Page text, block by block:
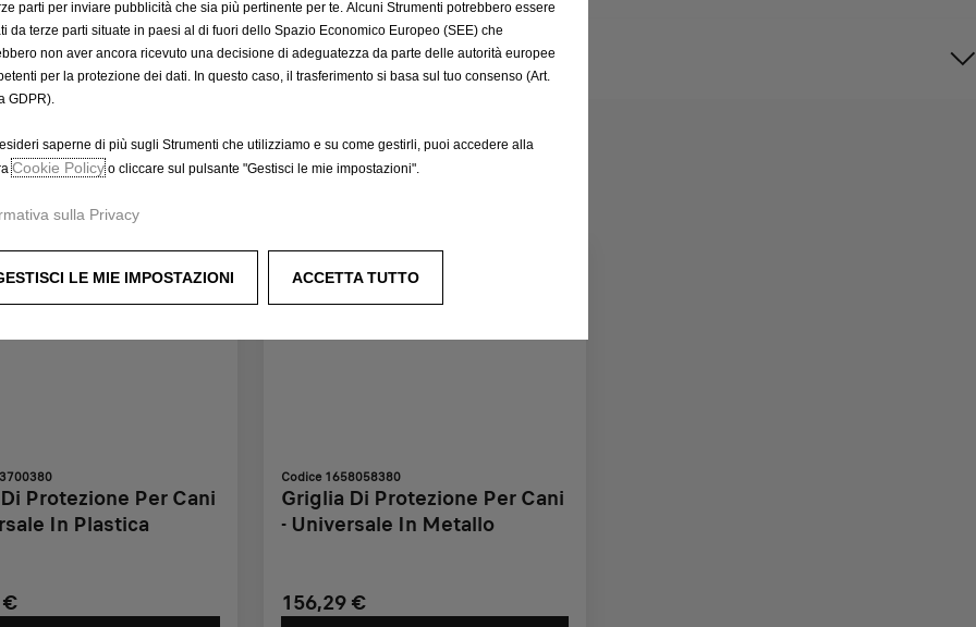
V
A
i
l
u
/
U
n
t
e
d
o
:
Protezione Per Cani
In Plastica
€
Codice 1658058380
Griglia Di Protezione Per Cani
- Universale In Metallo
156,29 €
parti per inviare pubblicità che sia più pertinente per te. Alcuni Strumenti potrebbero essere
da terze parti situate in paesi al di fuori dello Spazio Economico Europeo (SEE) che
non aver ancora ricevuto una decisione di adeguatezza da parte delle autorità europee
per la protezione dei dati. In questo caso, il trasferimento si basa sul tuo consenso (Art.
GDPR).
saperne di più sugli Strumenti che utilizziamo e su come gestirli, puoi accedere alla
Cookie Policyo cliccare sul pulsante "Gestisci le mie impostazioni".
sulla Privacy
GESTISCI LE MIE IMPOSTAZIONI ACCETTA TUTTO